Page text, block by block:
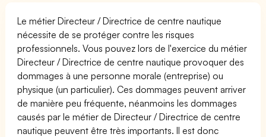
Le métier Directeur / Directrice de centre nautique
nécessite de se protéger contre les risques
professionnels. Vous pouvez lors de l'exercice du métier
Directeur / Directrice de centre nautique provoquer des
dommages à une personne morale (entreprise) ou
physique (un particulier). Ces dommages peuvent arriver
de manière peu fréquente, néanmoins les dommages
causés par le métier de Directeur / Directrice de centre
nautique peuvent être très importants. Il est donc